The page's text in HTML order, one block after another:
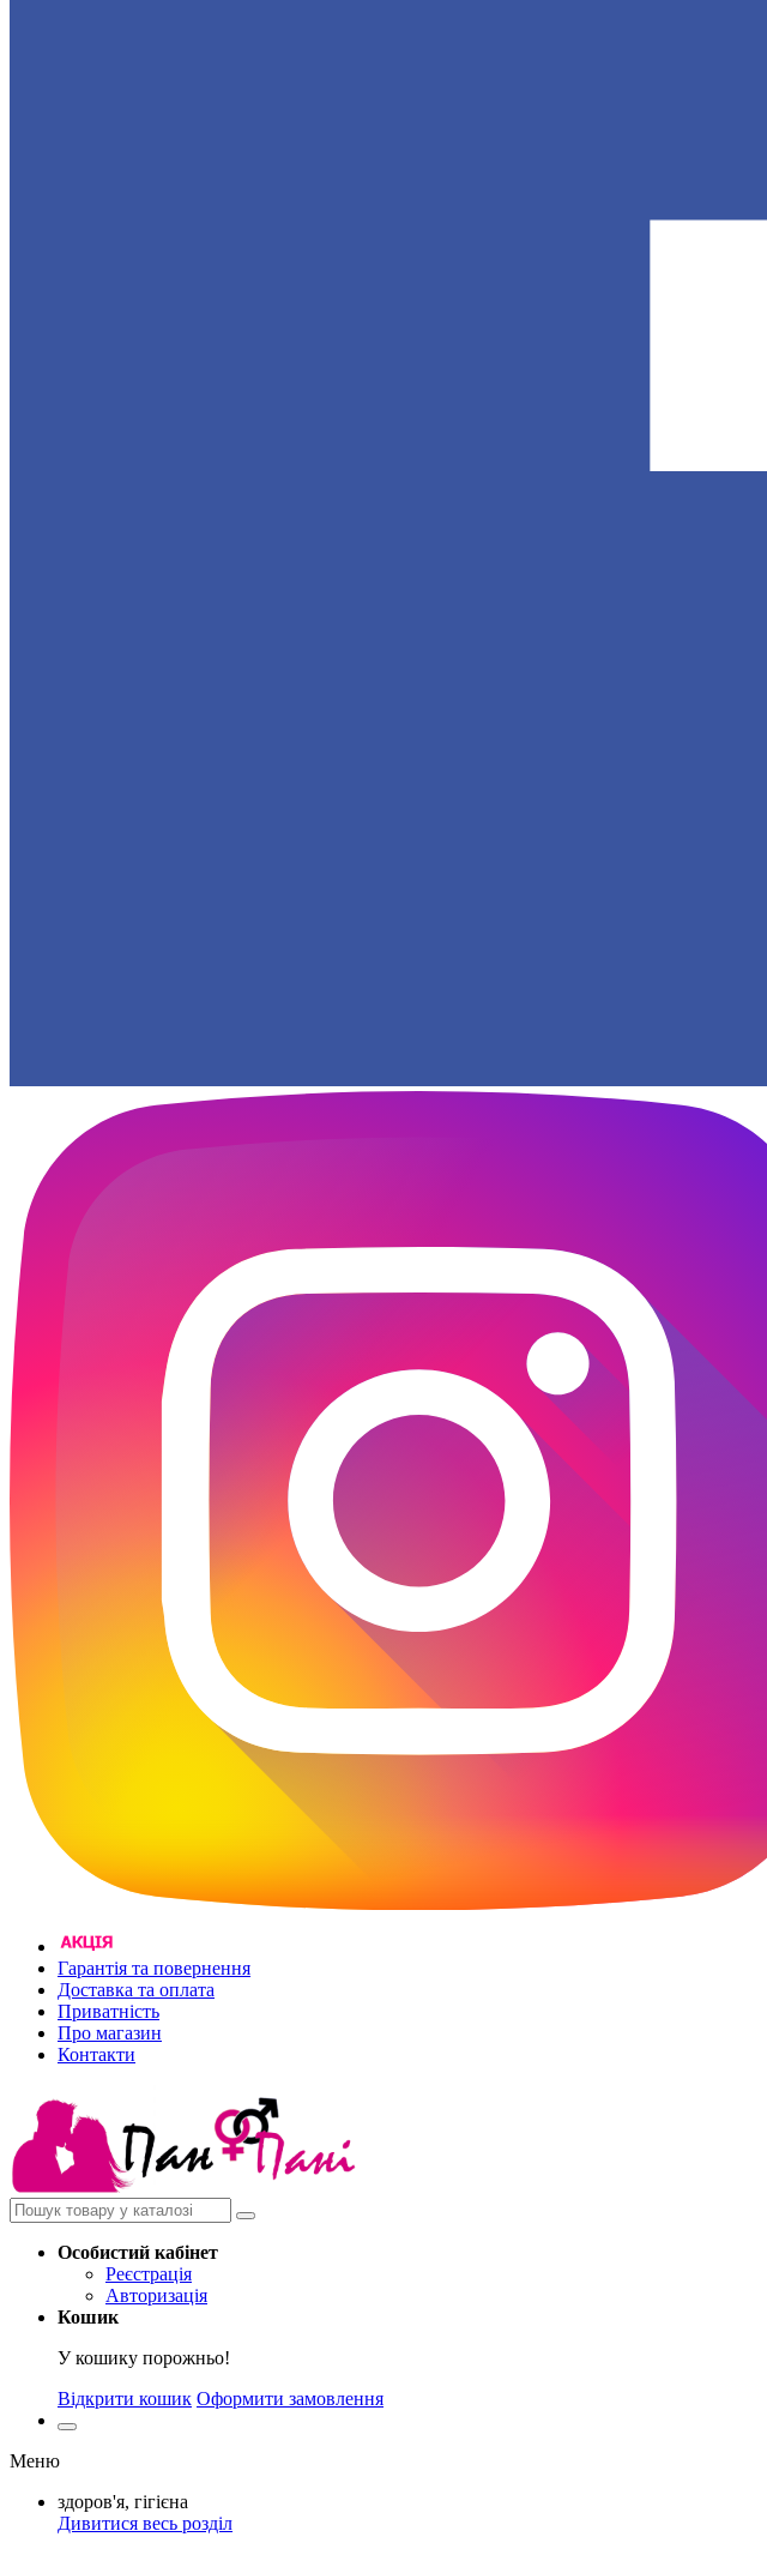
Гарантія та повернення
Доставка та оплата
Приватність
Про магазин
Контакти
Особистий кабінет
Реєстрація
Авторизація
Кошик
У кошику порожньо!
Відкрити кошик Оформити замовлення
Меню
здоров'я, гігієна
Дивитися весь розділ